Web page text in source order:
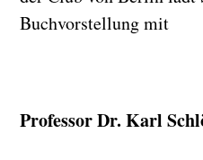
Buchvorstellung mit
Professor Dr. Karl